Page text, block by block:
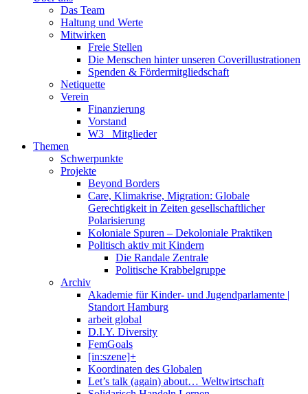
Das Team
Haltung und Werte
Mitwirken
Freie Stellen
Die Menschen hinter unseren Coverillustrationen
Spenden & Fördermitgliedschaft
Netiquette
Verein
Finanzierung
Vorstand
W3_ Mitglieder
Themen
Schwerpunkte
Projekte
Beyond Borders
Care, Klimakrise, Migration: Globale
Gerechtigkeit in Zeiten gesellschaftlicher
Polarisierung
Koloniale Spuren – Dekoloniale Praktiken
Politisch aktiv mit Kindern
Die Randale Zentrale
Politische Krabbelgruppe
Archiv
Akademie für Kinder- und Jugendparlamente |
Standort Hamburg
arbeit global
D.I.Y. Diversity
FemGoals
[in:szene]+
Koordinaten des Globalen
Let’s talk (again) about… Weltwirtschaft